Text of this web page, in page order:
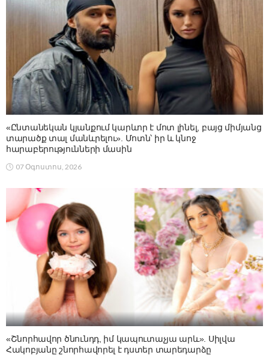
«Ընտանեկան կյանքում կարևոր է մոտ լինել, բայց միմյանց
տարածք տալ մանևրելու». Մոտն՝ իր և կնոջ
հարաբերությունների մասին
07 Օգոստոս, 2026
«Շնորհավոր ծնունդդ, իմ կապուտաչյա արև». Սիլվա
Հակոբյանը շնորհավորել է դստեր տարեդարձը